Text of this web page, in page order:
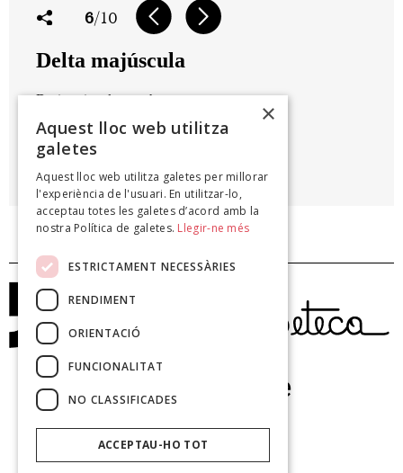
6/10
Delta majúscula
Desig, triangle que duc
La interrogació vermella, 2003
×
Aquest lloc web utilitza
galetes
Aquest lloc web utilitza galetes per millorar
l'experiència de l'usuari. En utilitzar-lo,
acceptau totes les galetes d’acord amb la
nostra Política de galetes. Llegir-ne més
ESTRICTAMENT NECESSÀRIES
RENDIMENT
ORIENTACIÓ
FUNCIONALITAT
NO CLASSIFICADES
ACCEPTAU-HO TOT